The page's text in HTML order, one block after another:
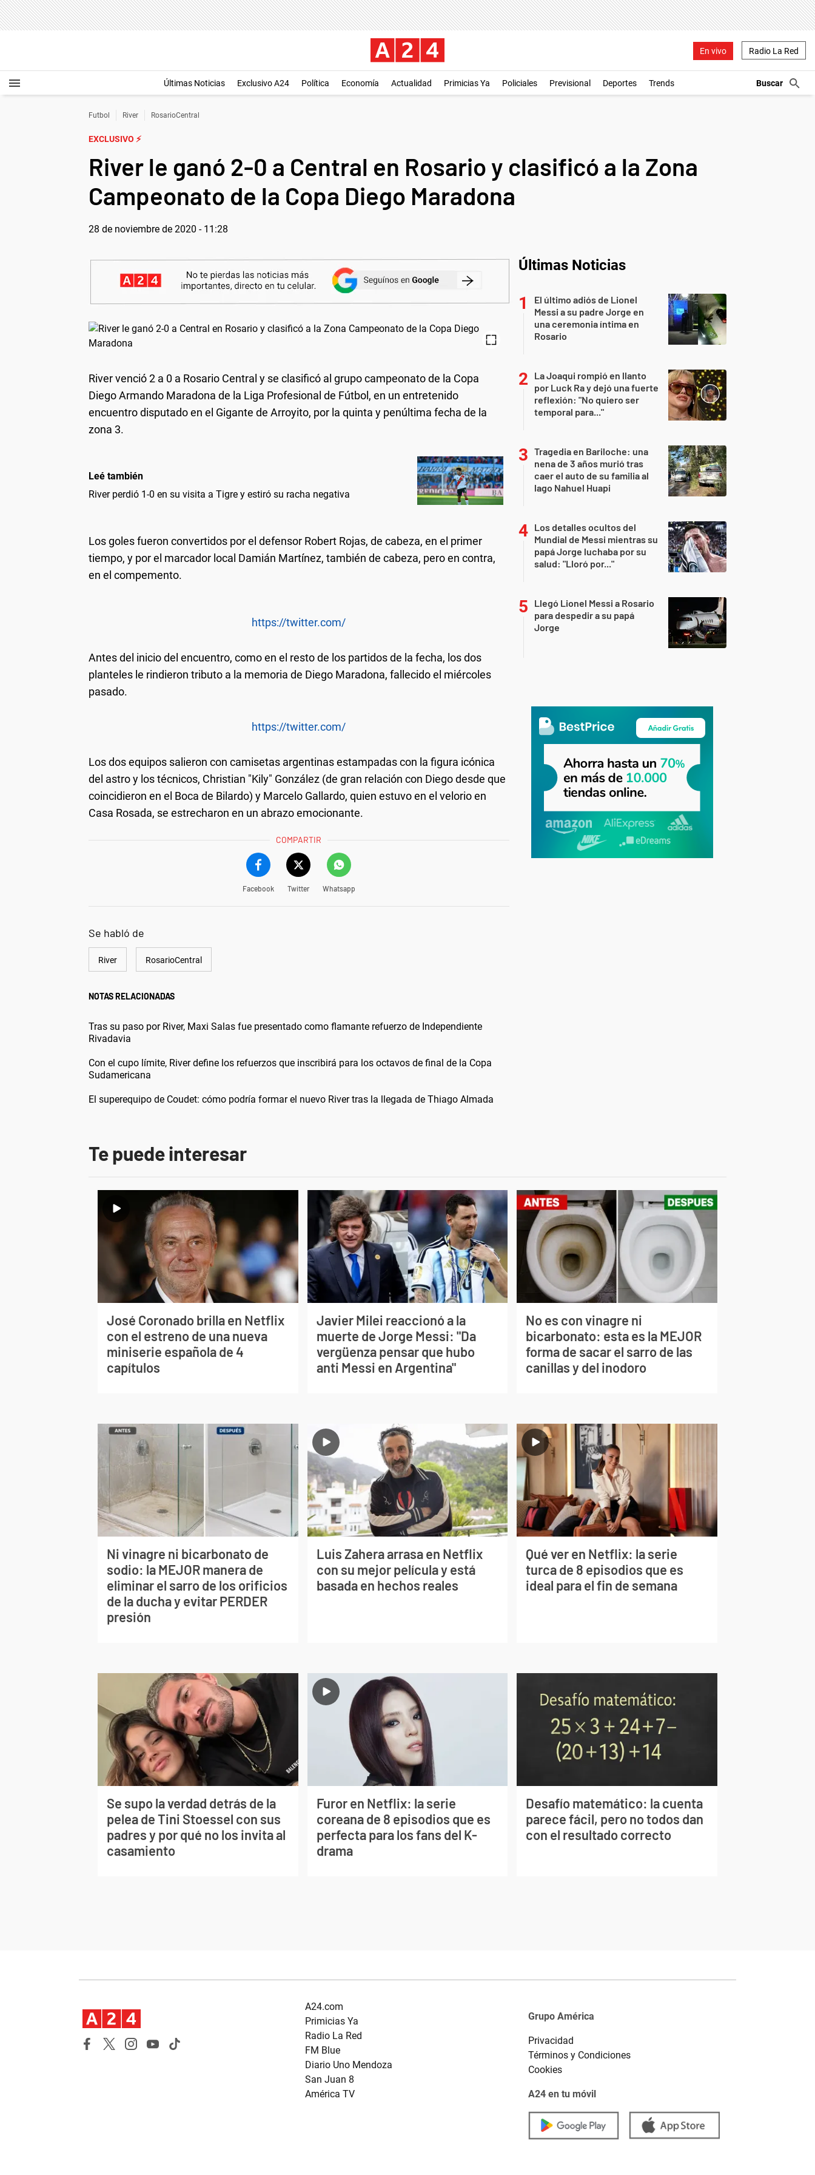
En vivo Radio La Red
Últimas Noticias Exclusivo A24 Política Economía Actualidad Primicias Ya Policiales Previsional Deportes Trends
Futbol River RosarioCentral
EXCLUSIVO ⚡
River le ganó 2-0 a Central en Rosario y clasificó a la Zona
Campeonato de la Copa Diego Maradona
28 de noviembre de 2020 - 11:28
River venció 2 a 0 a Rosario Central y se clasificó al grupo campeonato de la Copa
Diego Armando Maradona de la Liga Profesional de Fútbol, en un entretenido
encuentro disputado en el Gigante de Arroyito, por la quinta y penúltima fecha de la
zona 3.
Leé también
River perdió 1-0 en su visita a Tigre y estiró su racha negativa
Los goles fueron convertidos por el defensor Robert Rojas, de cabeza, en el primer
tiempo, y por el marcador local Damián Martínez, también de cabeza, pero en contra,
en el compemento.
https://twitter.com/
Antes del inicio del encuentro, como en el resto de los partidos de la fecha, los dos
planteles le rindieron tributo a la memoria de Diego Maradona, fallecido el miércoles
pasado.
https://twitter.com/
Los dos equipos salieron con camisetas argentinas estampadas con la figura icónica
del astro y los técnicos, Christian "Kily" González (de gran relación con Diego desde que
coincidieron en el Boca de Bilardo) y Marcelo Gallardo, quien estuvo en el velorio en
Casa Rosada, se estrecharon en un abrazo emocionante.
COMPARTIR
Facebook Twitter Whatsapp
Se habló de
River RosarioCentral
NOTAS RELACIONADAS
Tras su paso por River, Maxi Salas fue presentado como flamante refuerzo de Independiente
Rivadavia
Con el cupo límite, River define los refuerzos que inscribirá para los octavos de final de la Copa
Sudamericana
El superequipo de Coudet: cómo podría formar el nuevo River tras la llegada de Thiago Almada
Últimas Noticias
El último adiós de Lionel
Messi a su padre Jorge en
una ceremonia íntima en
Rosario
La Joaqui rompió en llanto
por Luck Ra y dejó una fuerte
reflexión: "No quiero ser
temporal para..."
Tragedia en Bariloche: una
nena de 3 años murió tras
caer el auto de su familia al
lago Nahuel Huapi
Los detalles ocultos del
Mundial de Messi mientras su
papá Jorge luchaba por su
salud: "Lloró por..."
Llegó Lionel Messi a Rosario
para despedir a su papá
Jorge
Te puede interesar
José Coronado brilla en Netflix
con el estreno de una nueva
miniserie española de 4
capítulos
Javier Milei reaccionó a la
muerte de Jorge Messi: "Da
vergüenza pensar que hubo
anti Messi en Argentina"
No es con vinagre ni
bicarbonato: esta es la MEJOR
forma de sacar el sarro de las
canillas y del inodoro
Ni vinagre ni bicarbonato de
sodio: la MEJOR manera de
eliminar el sarro de los orificios
de la ducha y evitar PERDER
presión
Luis Zahera arrasa en Netflix
con su mejor película y está
basada en hechos reales
Qué ver en Netflix: la serie
turca de 8 episodios que es
ideal para el fin de semana
Se supo la verdad detrás de la
pelea de Tini Stoessel con sus
padres y por qué no los invita al
casamiento
Furor en Netflix: la serie
coreana de 8 episodios que es
perfecta para los fans del K-
drama
Desafío matemático: la cuenta
parece fácil, pero no todos dan
con el resultado correcto
A24.com
Primicias Ya
Radio La Red
FM Blue
Diario Uno Mendoza
San Juan 8
América TV
Grupo América
Privacidad
Términos y Condiciones
Cookies
A24 en tu móvil